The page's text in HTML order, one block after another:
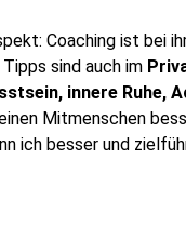
Coaching ist bei
sind auch im
innere Ruhe,
Mitmenschen
ich besser und